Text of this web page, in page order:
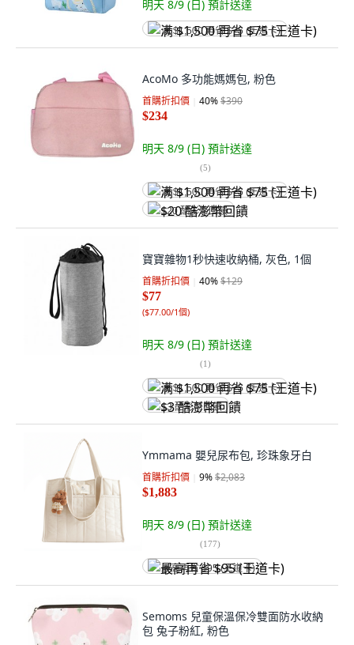
明天 8/9 (日) 預計送達
满 $1,500 再省 $75 (王道卡)
AcoMo 多功能媽媽包, 粉色
首購折扣價 40%$390
$234
明天 8/9 (日) 預計送達
(5)
满 $1,500 再省 $75 (王道卡)
$20 酷澎幣回饋
寶寶雜物1秒快速收納桶, 灰色, 1個
首購折扣價 40%$129
$77
($77.00/1個)
明天 8/9 (日) 預計送達
(1)
满 $1,500 再省 $75 (王道卡)
$3 酷澎幣回饋
Ymmama 嬰兒尿布包, 珍珠象牙白
首購折扣價 9%$2,083
$1,883
明天 8/9 (日) 預計送達
(177)
最高再省 $95 (王道卡)
Semoms 兒童保溫保冷雙面防水收納
包 兔子粉紅, 粉色